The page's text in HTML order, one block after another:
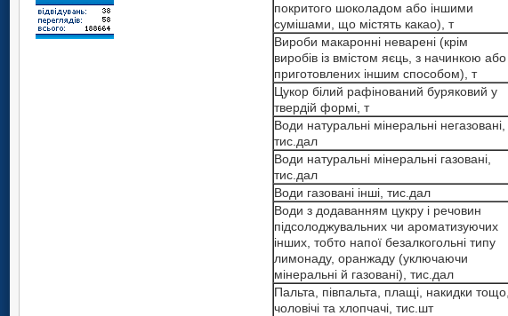
покритого шоколадом або іншими
сумішами, що містять какао), т
Вироби макаронні неварені (крім
виробів із вмістом яєць, з начинкою або
приготовлених іншим способом), т
Цукор білий рафінований буряковий у
твердій формі, т
Води натуральні мінеральні негазовані,
тис.дал
Води натуральні мінеральні газовані,
тис.дал
Води газовані інші, тис.дал
Води з додаванням цукру і речовин
підсолоджувальних чи ароматизуючих
інших, тобто напої безалкогольні типу
лимонаду, оранжаду (уключаючи
мінеральні й газовані), тис.дал
Пальта, півпальта, плащі, накидки тощо,
чоловічі та хлопчачі, тис.шт